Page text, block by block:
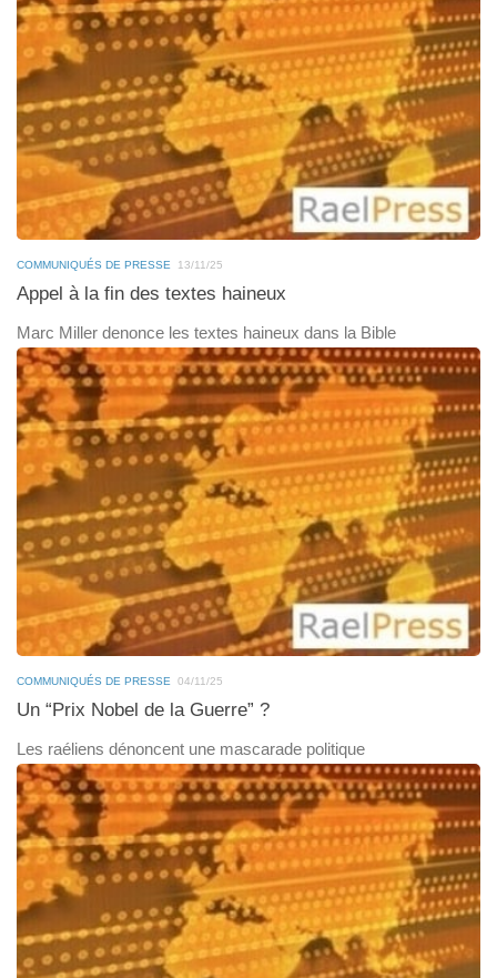
COMMUNIQUÉS DE PRESSE 13/11/25
Appel à la fin des textes haineux
Marc Miller denonce les textes haineux dans la Bible
COMMUNIQUÉS DE PRESSE 04/11/25
Un “Prix Nobel de la Guerre” ?
Les raéliens dénoncent une mascarade politique